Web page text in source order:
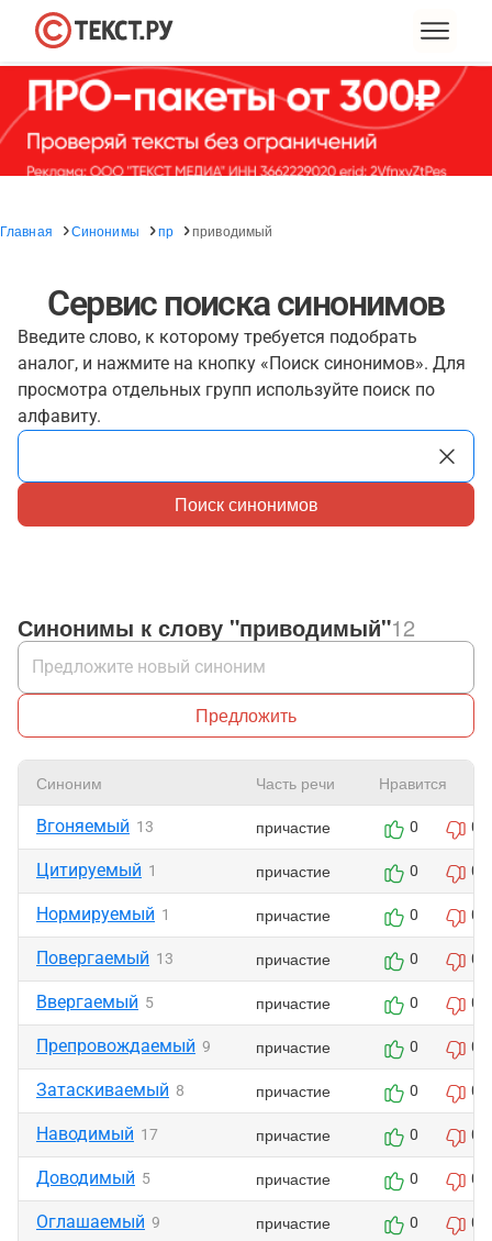
Главная Синонимы пр приводимый
Сервис поиска синонимов
Введите слово, к которому требуется подобрать
аналог, и нажмите на кнопку «Поиск синонимов». Для
просмотра отдельных групп используйте поиск по
алфавиту.
Поиск синонимов
Синонимы к слову "приводимый"12
Предложить
Синоним Часть речи Нравится
Вгоняемый 13 причастие 0 0
Цитируемый 1 причастие 0 0
Нормируемый 1 причастие 0 0
Повергаемый 13 причастие 0 0
Ввергаемый 5 причастие 0 0
Препровождаемый 9 причастие 0 0
Затаскиваемый 8 причастие 0 0
Наводимый 17 причастие 0 0
Доводимый 5 причастие 0 0
Оглашаемый 9 причастие 0 0